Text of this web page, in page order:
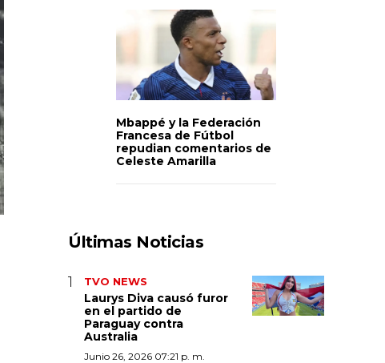
Mbappé y la Federación
Francesa de Fútbol
repudian comentarios de
Celeste Amarilla
Últimas Noticias
TVO NEWS
Laurys Diva causó furor
en el partido de
Paraguay contra
Australia
Junio 26, 2026 07:21 p. m.